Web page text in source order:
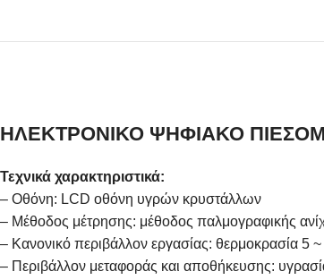
ΗΛΕΚΤΡΟΝΙΚΟ ΨΗΦΙΑΚΟ
Τεχνικά χαρακτηριστικά:
– Οθόνη: LCD οθόνη υγρών κρυστάλλων
– Μέθοδος μέτρησης: μέθοδος παλμογραφικής
– Κανονικό περιβάλλον εργασίας: θερμοκρασία 5
– Περιβάλλον μεταφοράς και αποθήκευσης: